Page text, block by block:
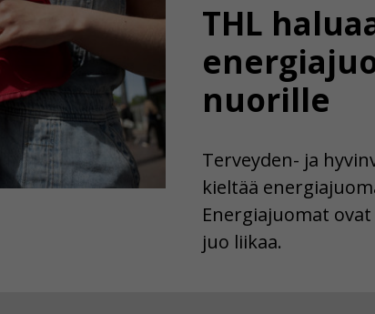
THL
nuorille
Terveyden- ja
kieltää
Energiajuomat
juo liikaa.